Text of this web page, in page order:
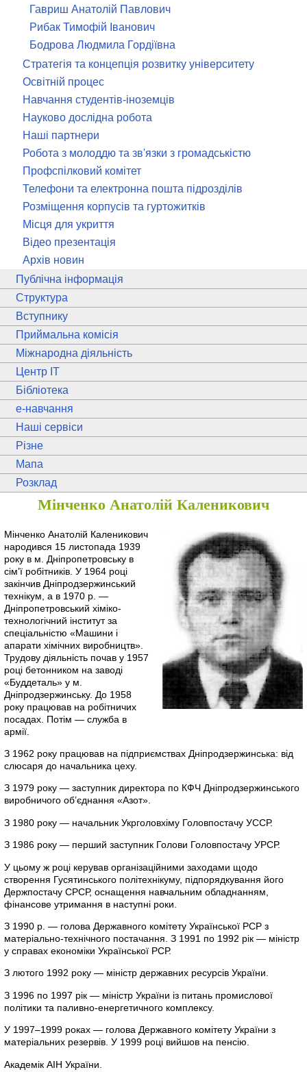
Гавриш Анатолій Павлович
Рибак Тимофій Іванович
Бодрова Людмила Гордіївна
Стратегія та концепція розвитку університету
Освітній процес
Навчання студентів-іноземців
Науково дослідна робота
Наші партнери
Робота з молоддю та зв'язки з громадськістю
Профспілковий комітет
Телефони та електронна пошта підрозділів
Розміщення корпусів та гуртожитків
Місця для укриття
Відео презентація
Архів новин
Публічна інформація
Структура
Вступнику
Приймальна комісія
Міжнародна діяльність
Центр ІТ
Бібліотека
e-навчання
Наші сервіси
Різне
Мапа
Розклад
Мінченко Анатолій Каленикович
Мінченко Анатолій Каленикович
народився 15 листопада 1939
року в м. Дніпропетровську в
сім’ї робітників. У 1964 році
закінчив Дніпродзержинський
технікум, а в 1970 р. —
Дніпропетровський хіміко-
технологічний інститут за
спеціальністю «Машини і
апарати хімічних виробництв».
Трудову діяльність почав у 1957
році бетонником на заводі
«Буддеталь» у м.
Дніпродзержинську. До 1958
року працював на робітничих
посадах. Потім — служба в
армії.
З 1962 року працював на підприємствах Дніпродзержинська: від
слюсаря до начальника цеху.
З 1979 року — заступник директора по КФЧ Дніпродзержинського
виробничого об’єднання «Азот».
З 1980 року — начальник Укрголовхіму Головпостачу УССР.
З 1986 року — перший заступник Голови Головпостачу УРСР.
У цьому ж році керував організаційними заходами щодо
створення Гусятинського політехнікуму, підпорядкування його
Держпостачу СРСР, оснащення навчальним обладнанням,
фінансове утримання в наступні роки.
З 1990 р. — голова Державного комітету Української РСР з
матеріально-технічного постачання. З 1991 по 1992 рік — міністр
у справах економіки Української РСР.
З лютого 1992 року — міністр державних ресурсів України.
З 1996 по 1997 рік — міністр України із питань промислової
політики та паливно-енергетичного комплексу.
У 1997–1999 роках — голова Державного комітету України з
матеріальних резервів. У 1999 році вийшов на пенсію.
Академік АІН України.